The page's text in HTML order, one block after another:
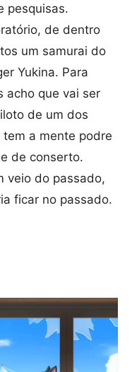
pesquisas.
de dentro
um samurai do
Yukina. Para
acho que vai ser
de um dos
a mente podre
de conserto.
veio do passado,
ficar no passado.